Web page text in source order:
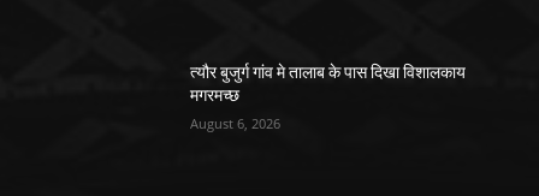
त्यौर बुजुर्ग गांव मे तालाब के पास दिखा विशालकाय
मगरमच्छ
August 6, 2026